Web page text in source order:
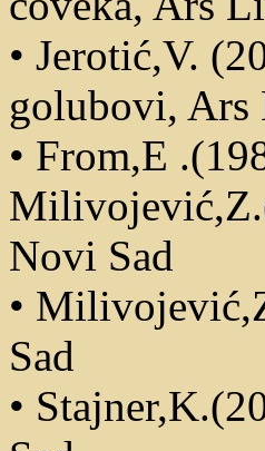
• Jerotić,V.
golubovi, Ars
• From,E
Novi Sad
•
Sad
•